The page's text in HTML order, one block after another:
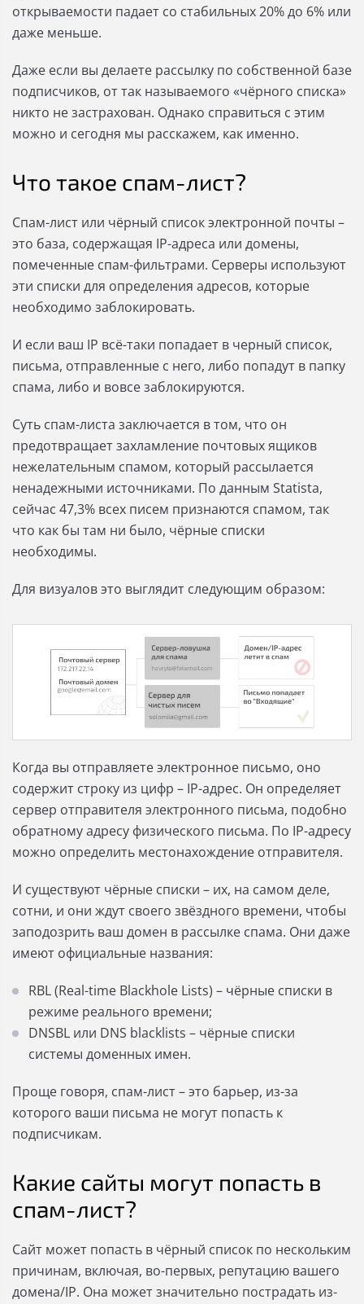
открываемости падает со стабильных 20% до 6% или
даже меньше.
Даже если вы делаете рассылку по собственной базе
подписчиков, от так называемого «чёрного списка»
никто не застрахован. Однако справиться с этим
можно и сегодня мы расскажем, как именно.
Что такое спам-лист?
Спам-лист или чёрный список электронной почты –
это база, содержащая IP-адреса или домены,
помеченные спам-фильтрами. Серверы используют
эти списки для определения адресов, которые
необходимо заблокировать.
И если ваш IP всё-таки попадает в черный список,
письма, отправленные с него, либо попадут в папку
спама, либо и вовсе заблокируются.
Суть спам-листа заключается в том, что он
предотвращает захламление почтовых ящиков
нежелательным спамом, который рассылается
ненадежными источниками. По данным Statista,
сейчас 47,3% всех писем признаются спамом, так
что как бы там ни было, чёрные списки
необходимы.
Для визуалов это выглядит следующим образом:
Когда вы отправляете электронное письмо, оно
содержит строку из цифр – IP-адрес. Он определяет
сервер отправителя электронного письма, подобно
обратному адресу физического письма. По IP-адресу
можно определить местонахождение отправителя.
И существуют чёрные списки – их, на самом деле,
сотни, и они ждут своего звёздного времени, чтобы
заподозрить ваш домен в рассылке спама. Они даже
имеют официальные названия:
RBL (Real-time Blackhole Lists) – чёрные списки в
режиме реального времени;
DNSBL или DNS blacklists – чёрные списки
системы доменных имен.
Проще говоря, спам-лист – это барьер, из-за
которого ваши письма не могут попасть к
подписчикам.
Какие сайты могут попасть в
спам-лист?
Сайт может попасть в чёрный список по нескольким
причинам, включая, во-первых, репутацию вашего
домена/IP. Она может значительно пострадать из-